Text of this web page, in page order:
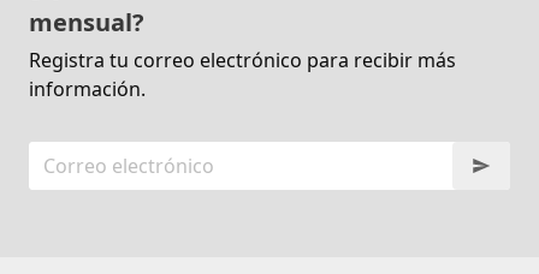
mensual?
Registra tu correo electrónico para recibir más
información.